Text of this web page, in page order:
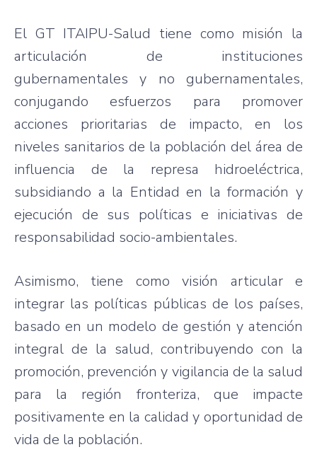
El GT ITAIPU-Salud tiene como misión la
articulación de instituciones
gubernamentales y no gubernamentales,
conjugando esfuerzos para promover
acciones prioritarias de impacto, en los
niveles sanitarios de la población del área de
influencia de la represa hidroeléctrica,
subsidiando a la Entidad en la formación y
ejecución de sus políticas e iniciativas de
responsabilidad socio-ambientales.
Asimismo, tiene como visión articular e
integrar las políticas públicas de los países,
basado en un modelo de gestión y atención
integral de la salud, contribuyendo con la
promoción, prevención y vigilancia de la salud
para la región fronteriza, que impacte
positivamente en la calidad y oportunidad de
vida de la población.